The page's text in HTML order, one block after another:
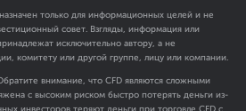
только для информационных целей и не
совет. Взгляды, информация или
исключительно автору, а не
комитету или другой группе, лицу или компании.
внимание, что CFD являются сложными
с высоким риском быстро потерять деньги из-